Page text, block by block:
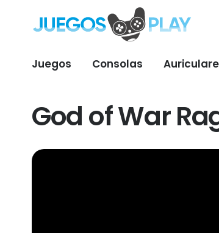
Juegos Consolas
God of War